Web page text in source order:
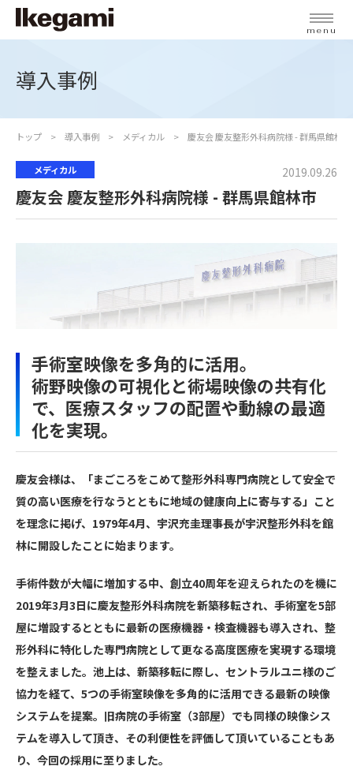
menu
導入事例
トップ 導入事例 メディカル 慶友会 慶友整形外科病院様 - 群馬県館林市
メディカル 2019.09.26
慶友会 慶友整形外科病院様 - 群馬県館林市
手術室映像を多角的に活用。
術野映像の可視化と術場映像の共有化
で、医療スタッフの配置や動線の最適
化を実現。
慶友会様は、「まごころをこめて整形外科専門病院として安全で
質の高い医療を行なうとともに地域の健康向上に寄与する」こと
を理念に掲げ、1979年4月、宇沢充圭理事長が宇沢整形外科を館
林に開設したことに始まります。
手術件数が大幅に増加する中、創立40周年を迎えられたのを機に
2019年3月3日に慶友整形外科病院を新築移転され、手術室を5部
屋に増設するとともに最新の医療機器・検査機器も導入され、整
形外科に特化した専門病院として更なる高度医療を実現する環境
を整えました。池上は、新築移転に際し、セントラルユニ様のご
協力を経て、5つの手術室映像を多角的に活用できる最新の映像
システムを提案。旧病院の手術室（3部屋）でも同様の映像シス
テムを導入して頂き、その利便性を評価して頂いていることもあ
り、今回の採用に至りました。